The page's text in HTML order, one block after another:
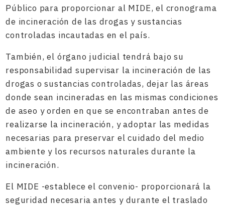
Público para proporcionar al MIDE, el cronograma
de incineración de las drogas y sustancias
controladas incautadas en el país.
También, el órgano judicial tendrá bajo su
responsabilidad supervisar la incineración de las
drogas o sustancias controladas, dejar las áreas
donde sean incineradas en las mismas condiciones
de aseo y orden en que se encontraban antes de
realizarse la incineración, y adoptar las medidas
necesarias para preservar el cuidado del medio
ambiente y los recursos naturales durante la
incineración.
El MIDE -establece el convenio- proporcionará la
seguridad necesaria antes y durante el traslado